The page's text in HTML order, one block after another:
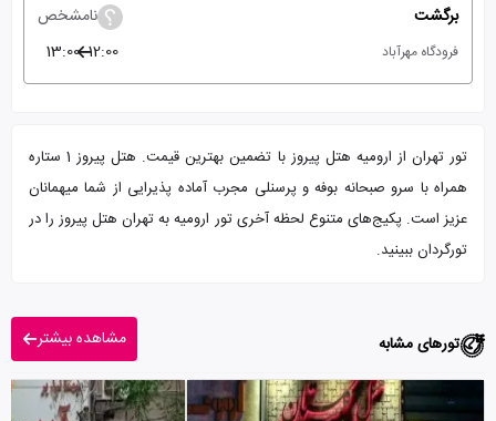
برگشت
نامشخص
فرودگاه مهرآباد 12:00
13:00
تور تهران از ارومیه هتل پیروز با تضمین بهترین قیمت. هتل پیروز 1 ستاره
همراه با سرو صبحانه بوفه و پرسنلی مجرب آماده پذیرایی از شما میهمانان
عزیز است. پکیج‌های متنوع لحظه آخری تور ارومیه به تهران هتل پیروز را در
تورگردان ببینید.
تورهای مشابه مشاهده بیشتر